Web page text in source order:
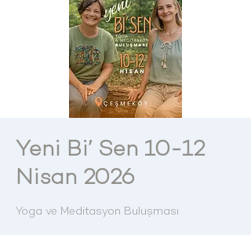
Yeni Bi’ Sen 10-12
Nisan 2026
Yoga ve Meditasyon Buluşması